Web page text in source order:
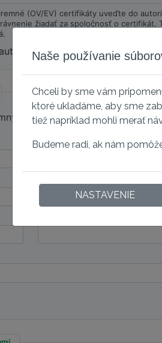
(OV/EV) certifikáty uveďte do
žiadať za spoločnosť o certifikát.
kontakt sú zhodné
účet
Naše používanie
Chceli by sme vám
ktoré ukladáme, aby sme
tiež napríklad mohli merať
Budeme radi, ak nám
NASTAVENIE